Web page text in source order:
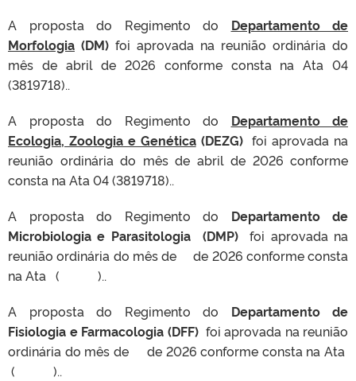
A proposta do Regimento do Departamento de
Morfologia (DM) foi aprovada na reunião ordinária do
mês de abril de 2026 conforme consta na Ata 04
(3819718)..
A proposta do Regimento do Departamento de
Ecologia, Zoologia e Genética (DEZG)foi aprovada na
reunião ordinária do mês de abril de 2026 conforme
consta na Ata 04 (3819718)..
A proposta do Regimento do Departamento de
Microbiologia e Parasitologia
(DMP)foi aprovada na
reunião ordinária do mês de de 2026 conforme consta
na Ata ( )..
A proposta do Regimento do Departamento de
Fisiologia e Farmacologia (DFF)foi aprovada na reunião
ordinária do mês de de 2026 conforme consta na Ata
( )..